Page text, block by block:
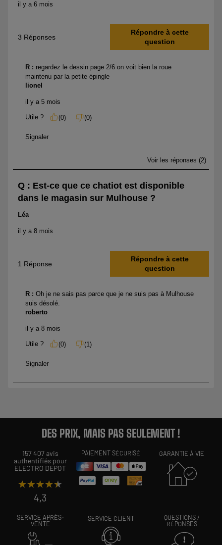
DES PRIX, MAIS PAS SEULEMENT !
157 407 avis
authentifiés pour
ELECTRO DEPOT
★★★★★
★★★★★
4,3
PAIEMENT SÉCURISÉ GARANTIE À VIE
SERVICE APRÈS-
VENTE
SERVICE CLIENT
QUESTIONS /
RÉPONSES